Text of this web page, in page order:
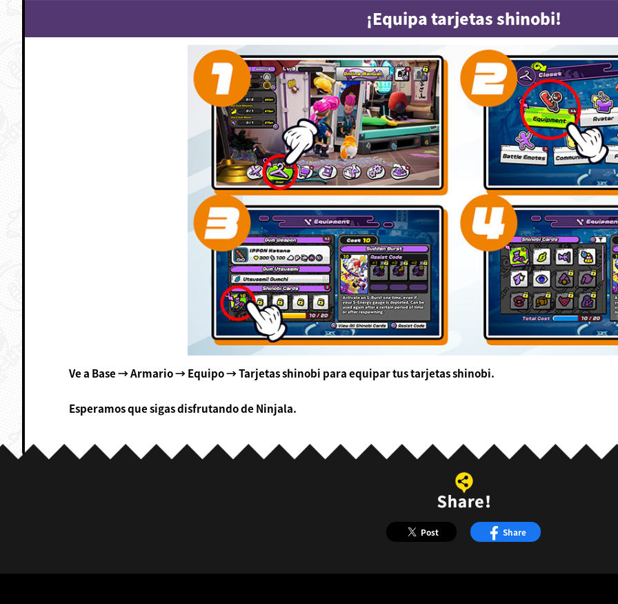
¡Equipa tarjetas shinobi!
Ve a Base → Armario → Equipo → Tarjetas shinobi para equipar tus tarjetas shinobi.
Esperamos que sigas disfrutando de Ninjala.
Post Share